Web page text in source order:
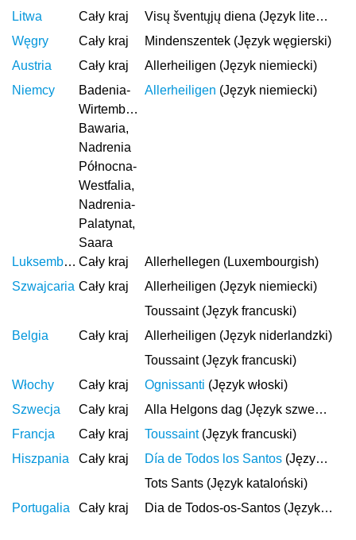
Litwa
Cały kraj
Visų šventųjų diena (Język litewski)
Węgry
Cały kraj
Mindenszentek (Język węgierski)
Austria
Cały kraj
Allerheiligen (Język niemiecki)
Niemcy
Badenia-
Wirtembergia,
Bawaria,
Nadrenia
Północna-
Westfalia,
Nadrenia-
Palatynat,
Saara
Allerheiligen (Język niemiecki)
Luksemburg Cały kraj
Allerhellegen (Luxembourgish)
Szwajcaria Cały kraj
Allerheiligen (Język niemiecki)
Toussaint (Język francuski)
Belgia
Cały kraj
Allerheiligen (Język niderlandzki)
Toussaint (Język francuski)
Włochy
Cały kraj Ognissanti (Język włoski)
Szwecja
Cały kraj
Alla Helgons dag (Język szwedzki)
Francja
Cały kraj Toussaint(Język francuski)
Hiszpania
Cały kraj Día de Todos los Santos (Język hiszpański)
Tots Sants (Język kataloński)
Portugalia
Cały kraj Dia de Todos-os-Santos (Język portugalski)